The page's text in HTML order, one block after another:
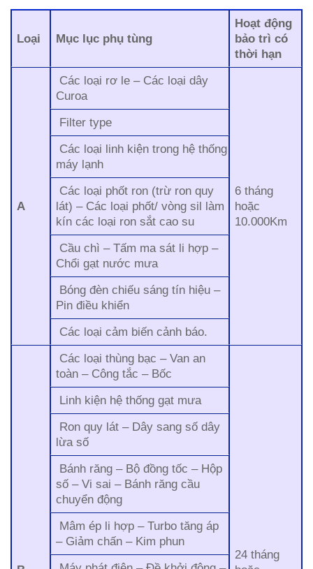
Loại Mục lục phụ tùng
Hoạt động
bảo trì có
thời hạn
A
Các loại rơ le – Các loại dây
Curoa
6 tháng
hoặc
10.000Km
Filter type
Các loại linh kiện trong hệ thống
máy lạnh
Các loại phốt ron (trừ ron quy
lát) – Các loại phốt/ vòng sil làm
kín các loại ron sắt cao su
Cầu chì – Tấm ma sát li hợp –
Chổi gạt nước mưa
Bóng đèn chiếu sáng tín hiệu –
Pin điều khiển
Các loại cảm biến cảnh báo.
Các loại thùng bạc – Van an
toàn – Công tắc – Bốc
24 tháng
Linh kiện hệ thống gạt mưa
Ron quy lát – Dây sang số dây
lừa số
Bánh răng – Bộ đồng tốc – Hộp
số – Vi sai – Bánh răng cầu
chuyển động
Mâm ép li hợp – Turbo tăng áp
– Giảm chấn – Kim phun